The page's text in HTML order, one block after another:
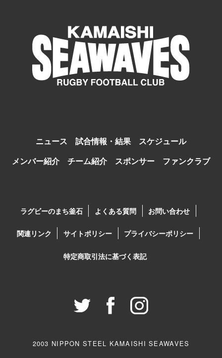
ニュース 試合情報・結果
スケジュール
メンバー紹介
チーム紹介 スポンサー ファンクラブ
ラグビーのまち釜石 よくある質問 お問い合わせ
関連リンク サイトポリシー プライバシーポリシー
特定商取引法に基づく表記
2003 NIPPON STEEL KAMAISHI SEAWAVES